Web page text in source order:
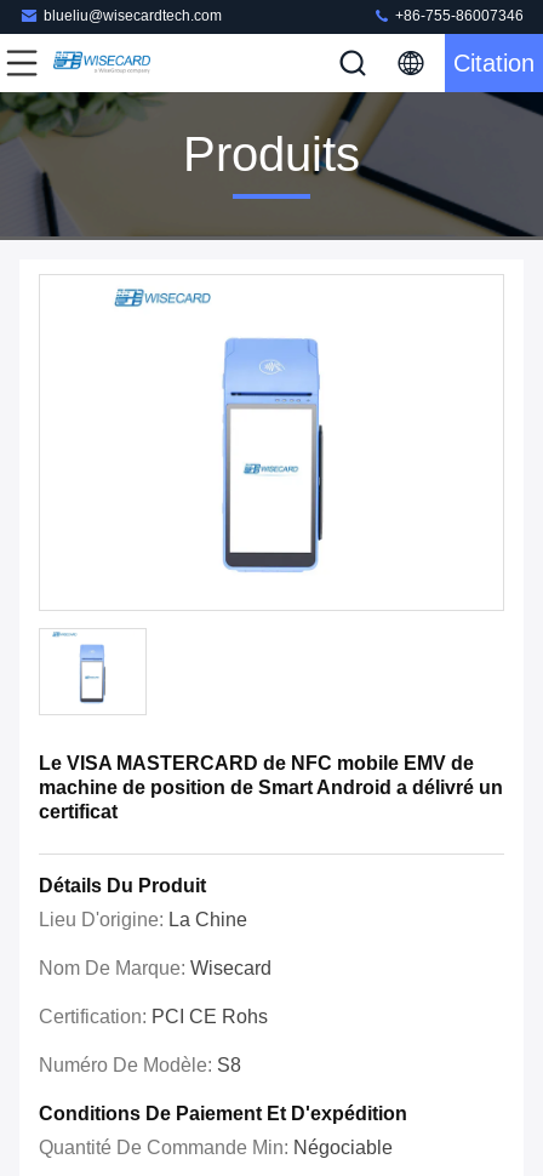
blueliu@wisecardtech.com +86-755-86007346
Citation
Produits
Le VISA MASTERCARD de NFC mobile EMV de
machine de position de Smart Android a délivré un
certificat
Détails Du Produit
Lieu D'origine: La Chine
Nom De Marque: Wisecard
Certification: PCI CE Rohs
Numéro De Modèle: S8
Conditions De Paiement Et D'expédition
Quantité De Commande Min: Négociable